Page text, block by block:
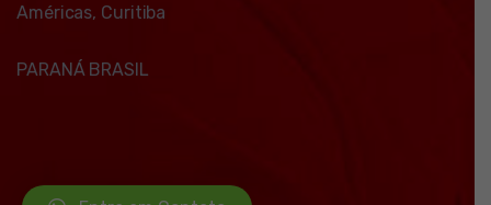
Américas, Curitiba
PARANÁ BRASIL